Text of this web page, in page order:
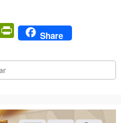
Email PrintFriendly
Share